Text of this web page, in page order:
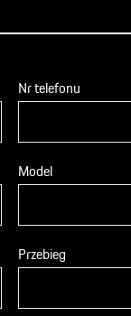
Nr telefonu
Model
Przebieg